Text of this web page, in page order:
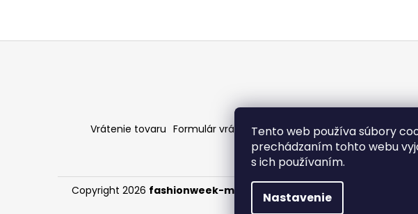
Tento web používa súbory
prechádzaním tohto webu
s ich používaním.
Nastavenie
Z
Vrátenie tovaru Formulár vrátenia - stiahni Doba dodania
Copyright 2026 fashionweek-moda.sk. Všetky práva vyhradené.